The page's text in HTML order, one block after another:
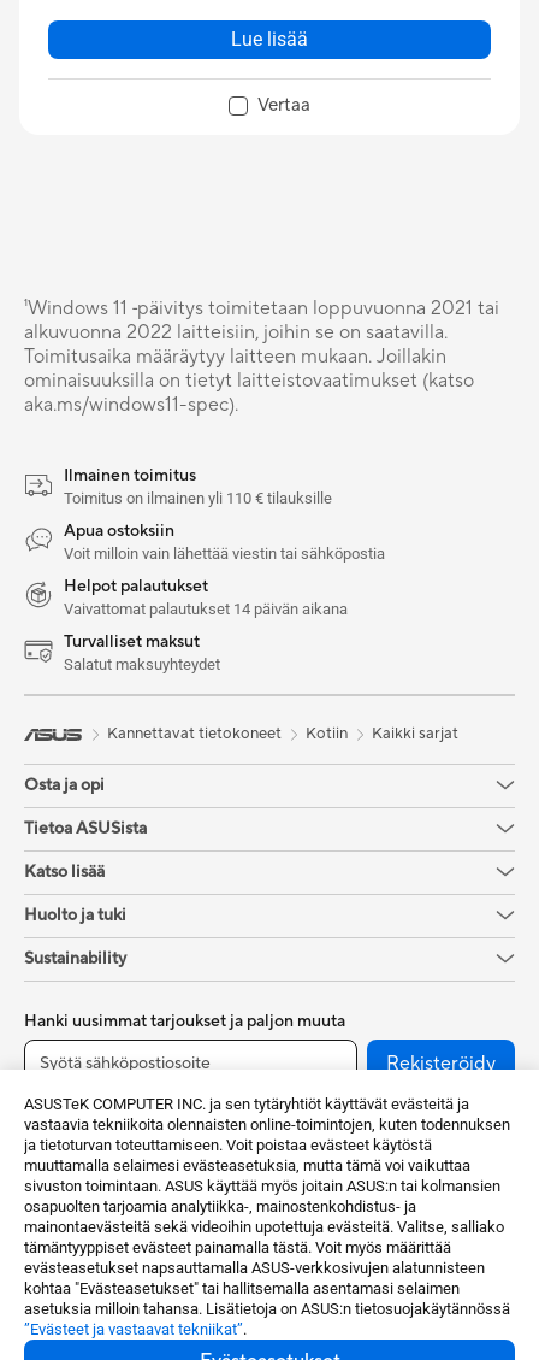
ASUSTeK COMPUTER INC. ja sen tytäryhtiöt käyttävät evästeitä ja
vastaavia tekniikoita olennaisten online-toimintojen, kuten todennuksen
ja tietoturvan toteuttamiseen. Voit poistaa evästeet käytöstä
muuttamalla selaimesi evästeasetuksia, mutta tämä voi vaikuttaa
sivuston toimintaan. ASUS käyttää myös joitain ASUS:n tai kolmansien
osapuolten tarjoamia analytiikka-, mainostenkohdistus- ja
mainontaevästeitä sekä videoihin upotettuja evästeitä. Valitse, salliako
tämäntyyppiset evästeet painamalla tästä. Voit myös määrittää
evästeasetukset napsauttamalla ASUS-verkkosivujen alatunnisteen
kohtaa "Evästeasetukset" tai hallitsemalla asentamasi selaimen
asetuksia milloin tahansa. Lisätietoja on ASUS:n tietosuojakäytännössä
”Evästeet ja vastaavat tekniikat”.
Jopa 1 Tt SSD-tallennustila
IP52-luokitus ja sotilasluokan kestävyys
Lue lisää
Vertaa
¹Windows 11 ‑päivitys toimitetaan loppuvuonna 2021 tai
alkuvuonna 2022 laitteisiin, joihin se on saatavilla.
Toimitusaika määräytyy laitteen mukaan. Joillakin
ominaisuuksilla on tietyt laitteistovaatimukset (katso
aka.ms/windows11-spec).
Ilmainen toimitus
Toimitus on ilmainen yli 110 € tilauksille
Apua ostoksiin
Voit milloin vain lähettää viestin tai sähköpostia
Helpot palautukset
Vaivattomat palautukset 14 päivän aikana
Turvalliset maksut
Salatut maksuyhteydet
Kannettavat tietokoneet Kotiin Kaikki sarjat
Osta ja opi
Tietoa ASUSista
Katso lisää
Huolto ja tuki
Sustainability
Hanki uusimmat tarjoukset ja paljon muuta
Rekisteröidy
Finland / Suomi
©ASUSTeK Computer Inc.Kaikki oikeudet pidätetään.